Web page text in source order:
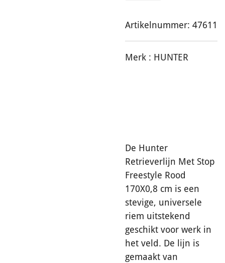
Artikelnummer: 47611
Merk : HUNTER
De Hunter
Retrieverlijn Met Stop
Freestyle Rood
170X0,8 cm is een
stevige, universele
riem uitstekend
geschikt voor werk in
het veld. De lijn is
gemaakt van